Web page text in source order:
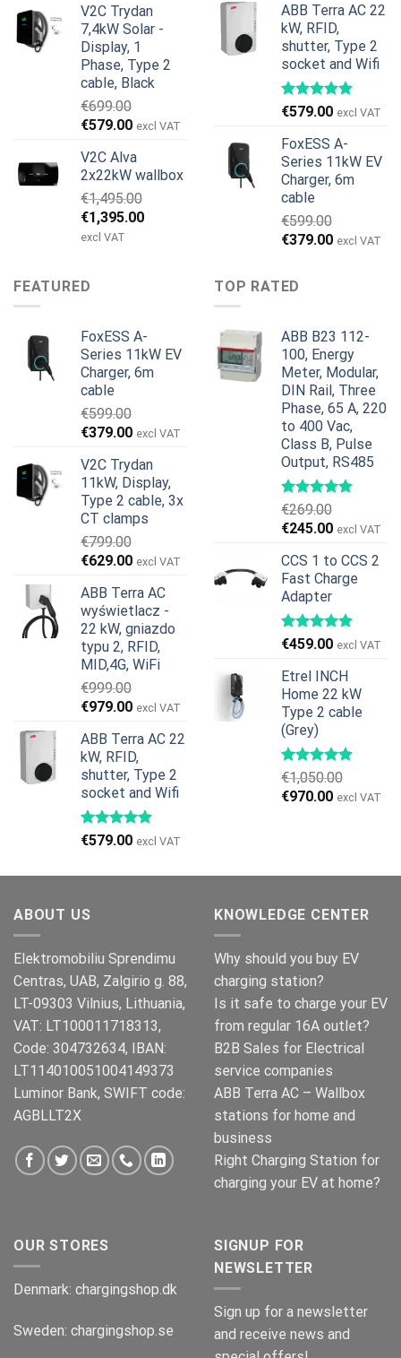
wynosiła:
€899.00.
wynosi:
€499.00.
V2C Trydan
7,4kW Solar -
Display, 1
Phase, Type 2
cable, Black
€699.00
Pierwotna
wynosiła:
€699.00.
€579.00Aktualna
wynosi:
€579.00.
excl VAT
V2C Alva
2x22kW wallbox
€1,495.00
Pierwotna
cena
€1,395.00Aktualna
excl VAT
wynosiła:
€799.00.
wynosi:
€629.00.
ABB Terra AC 22
kW, RFID,
shutter, Type 2
socket and Wifi
€579.00 excl VAT
FoxESS A-
Series 11kW EV
Charger, 6m
cable
€599.00
Pierwotna
wynosiła:
€599.00.
€379.00Aktualna
excl VAT
FEATURED
FoxESS A-
Series 11kW EV
Charger, 6m
cable
€599.00
Pierwotna
wynosiła:
€599.00.
€379.00Aktualna
wynosi:
€379.00.
excl VAT
V2C Trydan
11kW, Display,
Type 2 cable, 3x
CT clamps
€799.00
Pierwotna
wynosiła:
€799.00.
€629.00Aktualna
wynosi:
€629.00.
excl VAT
ABB Terra AC
wyświetlacz -
22 kW, gniazdo
typu 2, RFID,
MID,4G, WiFi
€999.00
Pierwotna
wynosiła:
€999.00.
€979.00Aktualna
wynosi:
€979.00.
excl VAT
ABB Terra AC 22
kW, RFID,
shutter, Type 2
socket and Wifi
€579.00 excl VAT
TOP RATED
ABB B23 112-
100, Energy
Meter, Modular,
DIN Rail, Three
Phase, 65 A, 220
to 400 Vac,
Class B, Pulse
Output, RS485
€269.00
Pierwotna
wynosiła:
€269.00.
€245.00Aktualna
wynosi:
€245.00.
excl VAT
CCS 1 to CCS 2
Fast Charge
Adapter
€459.00 excl VAT
Etrel INCH
Home 22 kW
Type 2 cable
(Grey)
€1,050.00
Pierwotna
€970.00Aktualna
excl VAT
ABOUT US
Elektromobiliu Sprendimu
Centras, UAB, Zalgirio g. 88,
LT-09303 Vilnius, Lithuania,
VAT: LT100011718313,
Code: 304732634, IBAN:
LT114010051004149373
Luminor Bank, SWIFT code:
AGBLLT2X
KNOWLEDGE CENTER
Why should you buy EV
charging station?
Is it safe to charge your EV
from regular 16A outlet?
B2B Sales for Electrical
service companies
ABB Terra AC – Wallbox
stations for home and
business
Right Charging Station for
charging your EV at home?
OUR STORES
Denmark: chargingshop.dk
Sweden: chargingshop.se
SIGNUP FOR
NEWSLETTER
Sign up for a newsletter
and receive news and